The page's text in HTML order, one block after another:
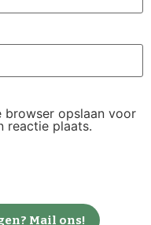
browser opslaan voor
reactie plaats.
Mail ons!